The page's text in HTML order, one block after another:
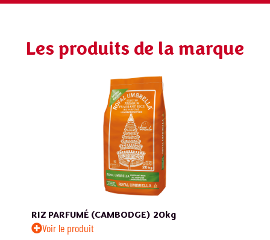
Les produits de la marque
RIZ PARFUMÉ (CAMBODGE) 20kg
Voir le produit